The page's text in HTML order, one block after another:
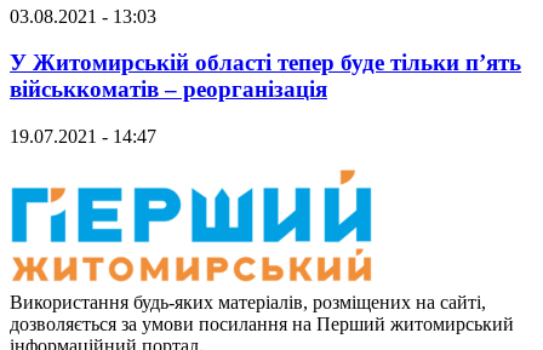
03.08.2021 - 13:03
У Житомирській області тепер буде тільки п’ять
військкоматів – реорганізація
19.07.2021 - 14:47
Використання будь-яких матеріалів, розміщених на сайті,
дозволяється за умови посилання на Перший житомирський